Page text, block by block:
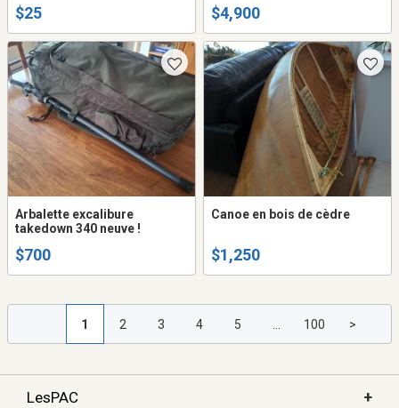
$25 $4,900
Arbalette excalibure
takedown 340 neuve !
$700
Canoe en bois de cèdre
$1,250
1 2 3 4 5 100 >
LesPAC +